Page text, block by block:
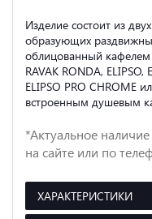
Изделие состоит из
образующих
облицованный
RAVAK RONDA, ELIPSO,
ELIPSO PRO CHROME
встроенным душевым
*Актуальное
на сайте или по
ХАРАКТЕРИСТИКИ